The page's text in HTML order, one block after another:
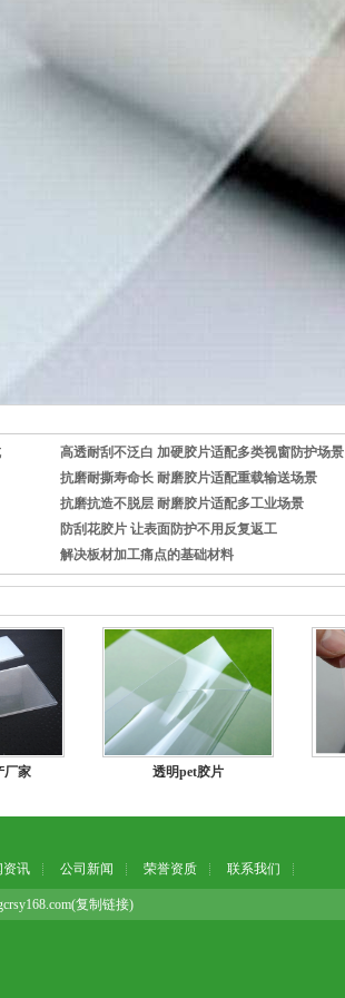
高透耐刮不泛白 加硬胶片适配多类视窗防护场景
抗磨耐撕寿命长 耐磨胶片适配重载输送场景
抗磨抗造不脱层 耐磨胶片适配多工业场景
防刮花胶片 让表面防护不用反复返工
解决板材加工痛点的基础材料
厂家 透明pet胶片
资讯 公司新闻 荣誉资质 联系我们
复制链接)